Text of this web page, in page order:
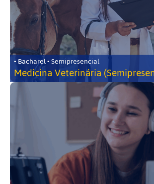
• Bacharel • Semipresencial
Medicina Veterinária